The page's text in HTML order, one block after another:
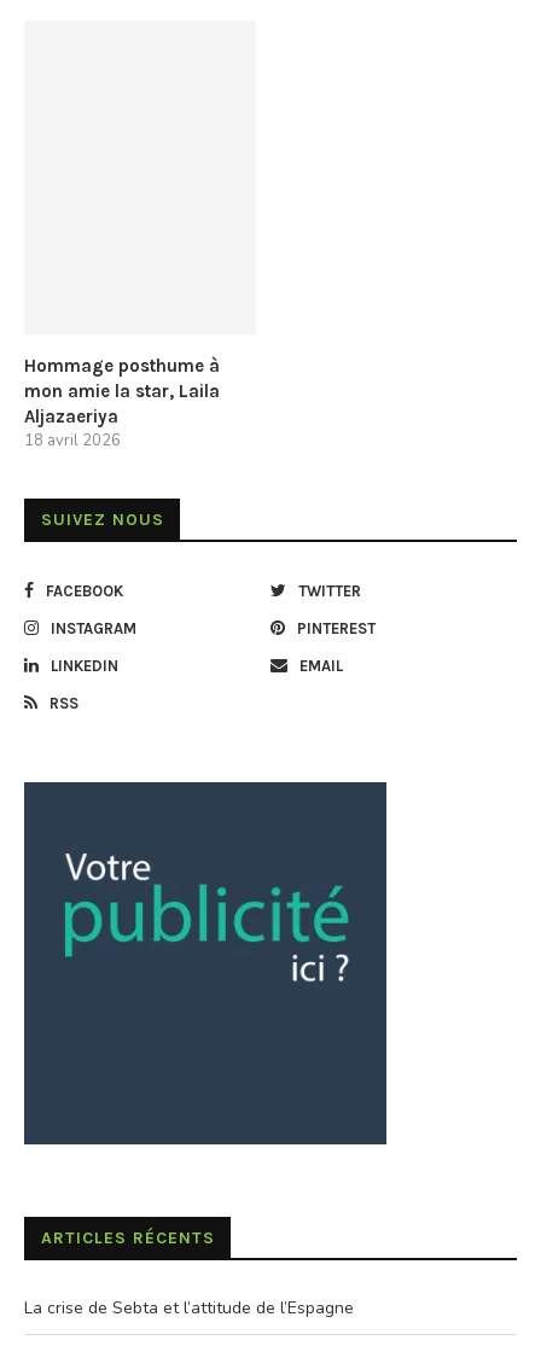
Hommage posthume à
mon amie la star, Laila
Aljazaeriya
18 avril 2026
SUIVEZ NOUS
FACEBOOK TWITTER
INSTAGRAM PINTEREST
LINKEDIN EMAIL
RSS
ARTICLES RÉCENTS
La crise de Sebta et l’attitude de l’Espagne